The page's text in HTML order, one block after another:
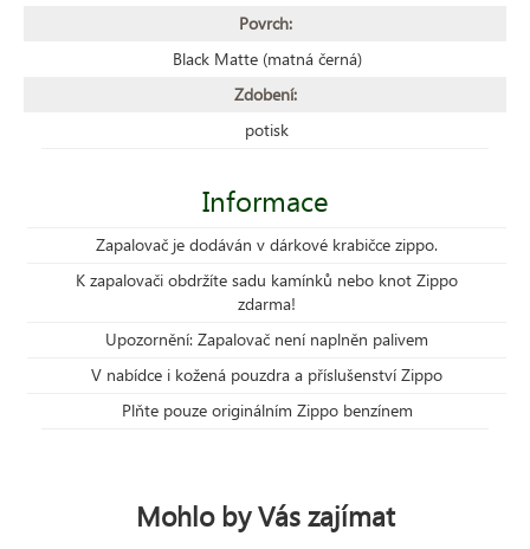
Povrch:
Black Matte (matná černá)
Zdobení:
potisk
Informace
Zapalovač je dodáván v dárkové krabičce zippo.
K zapalovači obdržíte sadu kamínků nebo knot Zippo
zdarma!
Upozornění: Zapalovač není naplněn palivem
V nabídce i kožená pouzdra a příslušenství Zippo
Plňte pouze originálním Zippo benzínem
Mohlo by Vás zajímat